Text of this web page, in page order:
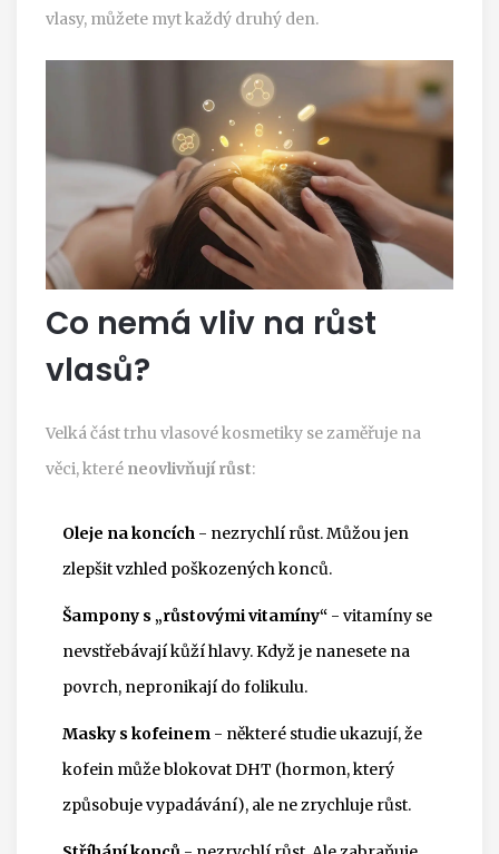
vlasy, můžete myt každý druhý den.
Co nemá vliv na růst
vlasů?
Velká část trhu vlasové kosmetiky se zaměřuje na
věci, které neovlivňují růst:
Oleje na koncích - nezrychlí růst. Můžou jen
zlepšit vzhled poškozených konců.
Šampony s „růstovými vitamíny“ - vitamíny se
nevstřebávají kůží hlavy. Když je nanesete na
povrch, nepronikají do folikulu.
Masky s kofeinem - některé studie ukazují, že
kofein může blokovat DHT (hormon, který
způsobuje vypadávání), ale ne zrychluje růst.